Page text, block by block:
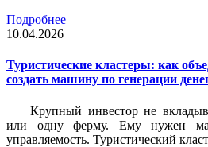
Подробнее
10.04.2026
Туристические кластеры: как
создать машину по генерации
Крупный инвестор не
или одну ферму. Ему нужен
управляемость. Туристический